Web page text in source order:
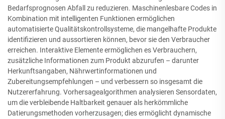
Bedarfsprognosen Abfall zu reduzieren. Maschinenlesbare Codes in
Kombination mit intelligenten Funktionen ermöglichen
automatisierte Qualitätskontrollsysteme, die mangelhafte Produkte
identifizieren und aussortieren können, bevor sie den Verbraucher
erreichen. Interaktive Elemente ermöglichen es Verbrauchern,
zusätzliche Informationen zum Produkt abzurufen – darunter
Herkunftsangaben, Nährwertinformationen und
Zubereitungsempfehlungen – und verbessern so insgesamt die
Nutzererfahrung. Vorhersagealgorithmen analysieren Sensordaten,
um die verbleibende Haltbarkeit genauer als herkömmliche
Datierungsmethoden vorherzusagen; dies ermöglicht dynamische